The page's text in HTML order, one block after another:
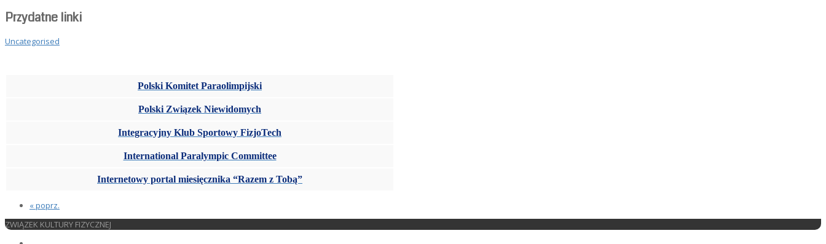
Przydatne linki
Uncategorised
Polski Komitet Paraolimpijski
Polski Związek Niewidomych
Integracyjny Klub Sportowy FizjoTech
International Paralympic Committee
Internetowy portal miesięcznika “Razem z Tobą”
« poprz.
ZWIĄZEK KULTURY FIZYCZNEJ